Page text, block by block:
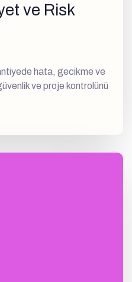
ve Risk
hata, gecikme ve
ve proje kontrolünü